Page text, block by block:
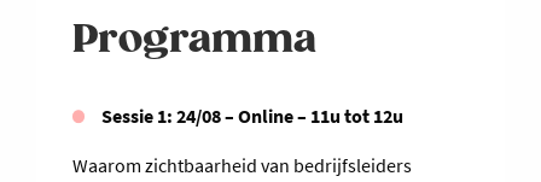
Programma
Sessie 1: 24/08 – Online – 11u tot 12u
Waarom zichtbaarheid van bedrijfsleiders